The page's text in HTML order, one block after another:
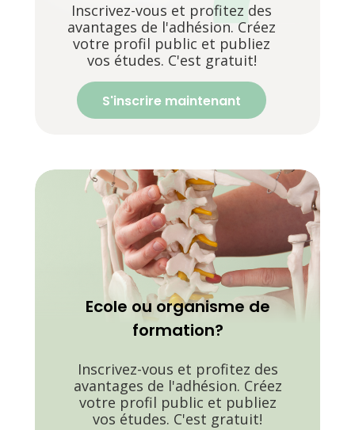
Inscrivez-vous et profitez des
avantages de l'adhésion. Créez
votre profil public et publiez
vos études. C'est gratuit!
S'inscrire maintenant
Ecole ou organisme de
formation?
Inscrivez-vous et profitez des
avantages de l'adhésion. Créez
votre profil public et publiez
vos études. C'est gratuit!